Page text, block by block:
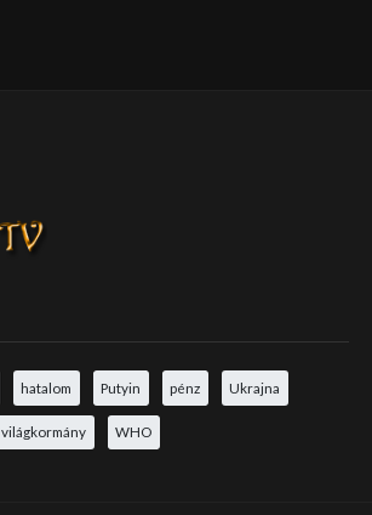
hatalom Putyin pénz Ukrajna
világkormány WHO